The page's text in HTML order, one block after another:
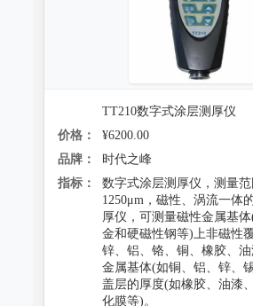
TT210数字式涂层测厚仪
价格：
¥6200.00
品牌：
时代之峰
指标：
数字式涂层测厚仪，测量范
1250μm，磁性、涡流一体
厚仪，可测量磁性金属基
金和硬磁性钢等)上非磁性
锌、铝、铬、铜、橡胶、
金属基体(如铜、铝、锌、
盖层的厚度(如橡胶、油漆
化膜等)。